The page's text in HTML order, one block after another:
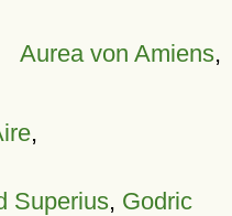
Aurea von Amiens,
,
Superius, Godric